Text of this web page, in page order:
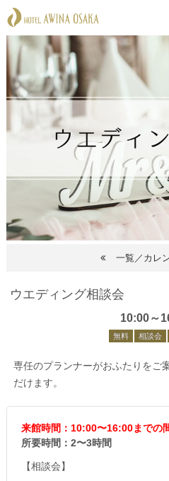
一覧／カレ
ウエディング相談会
10:00～
無料 相談会
専任のプランナーがおふたりをご
だけます。
来館時間：10:00〜16:00までの
所要時間：2〜3時間
【相談会】